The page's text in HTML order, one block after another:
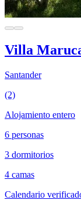
Villa
Santander
(2)
Alojamiento entero
6 personas
3 dormitorios
4 camas
Calendario